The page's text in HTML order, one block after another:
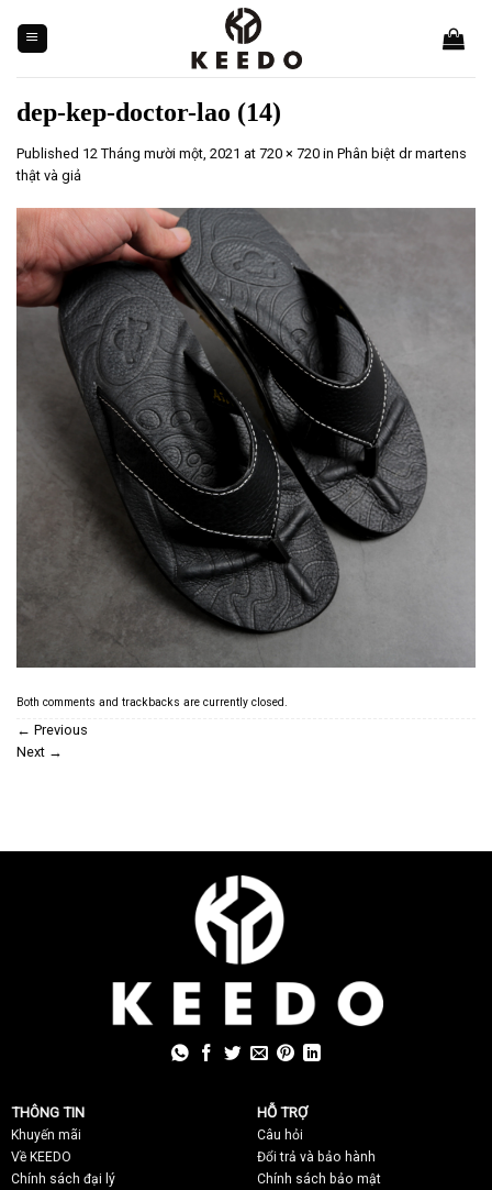
content
dep-kep-doctor-lao (14)
Published 12 Tháng mười một, 2021 at 720 × 720 in Phân biệt dr martens
thật và giả
Both comments and trackbacks are currently closed.
← Previous
Next →
THÔNG TIN
Khuyến mãi
Về KEEDO
Chính sách đại lý
HỖ TRỢ
Câu hỏi
Đổi trả và bảo hành
Chính sách bảo mật